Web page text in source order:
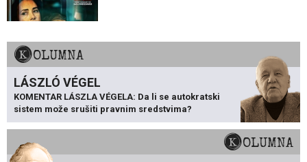
KOLUMNA
LÁSZLÓ VÉGEL
KOMENTAR LÁSZLA VÉGELA: Da li se autokratski
sistem može srušiti pravnim sredstvima?
KOLUMNA